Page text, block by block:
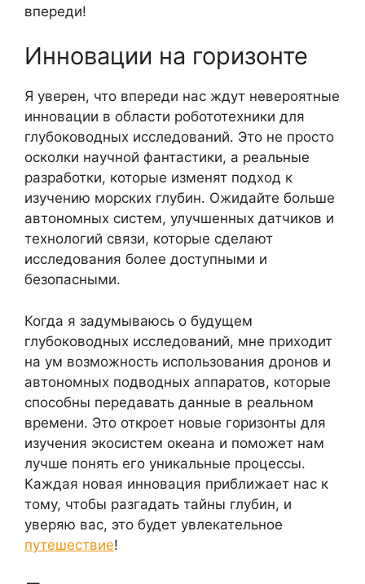
впереди!
Инновации на горизонте
Я уверен, что впереди нас ждут невероятные
инновации в области робототехники для
глубоководных исследований. Это не просто
осколки научной фантастики, а реальные
разработки, которые изменят подход к
изучению морских глубин. Ожидайте больше
автономных систем, улучшенных датчиков и
технологий связи, которые сделают
исследования более доступными и
безопасными.
Когда я задумываюсь о будущем
глубоководных исследований, мне приходит
на ум возможность использования дронов и
автономных подводных аппаратов, которые
способны передавать данные в реальном
времени. Это откроет новые горизонты для
изучения экосистем океана и поможет нам
лучше понять его уникальные процессы.
Каждая новая инновация приближает нас к
тому, чтобы разгадать тайны глубин, и
уверяю вас, это будет увлекательное
путешествие!